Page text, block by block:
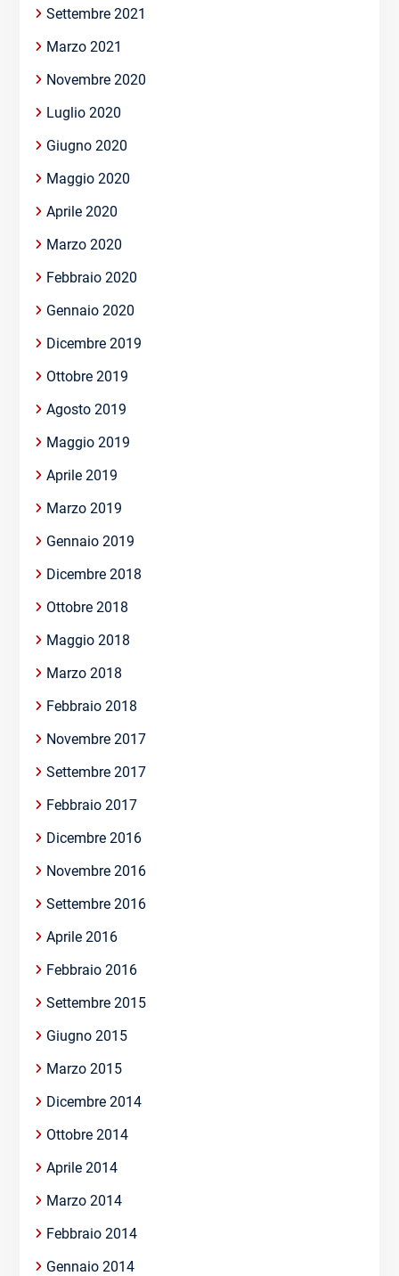
Settembre 2021
Marzo 2021
Novembre 2020
Luglio 2020
Giugno 2020
Maggio 2020
Aprile 2020
Marzo 2020
Febbraio 2020
Gennaio 2020
Dicembre 2019
Ottobre 2019
Agosto 2019
Maggio 2019
Aprile 2019
Marzo 2019
Gennaio 2019
Dicembre 2018
Ottobre 2018
Maggio 2018
Marzo 2018
Febbraio 2018
Novembre 2017
Settembre 2017
Febbraio 2017
Dicembre 2016
Novembre 2016
Settembre 2016
Aprile 2016
Febbraio 2016
Settembre 2015
Giugno 2015
Marzo 2015
Dicembre 2014
Ottobre 2014
Aprile 2014
Marzo 2014
Febbraio 2014
Gennaio 2014